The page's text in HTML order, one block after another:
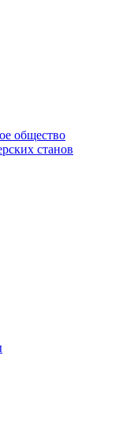
общество
станов